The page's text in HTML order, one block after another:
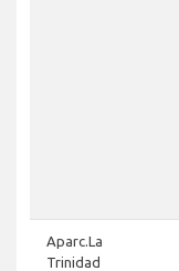
Aparc.La
Trinidad